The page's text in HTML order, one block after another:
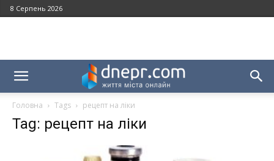
8 Серпень 2026
Головна Tags рецепт на ліки
Tag: рецепт на ліки